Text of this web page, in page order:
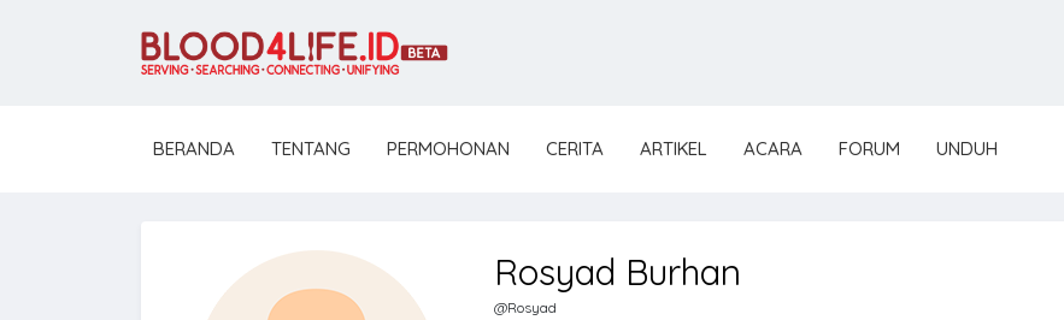
BERANDA TENTANG PERMOHONAN CERITA ARTIKEL ACARA FORUM UNDUH
Rosyad Burhan
@Rosyad